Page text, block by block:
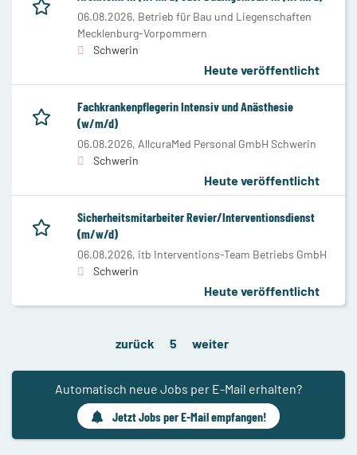
06.08.2026, Betrieb für Bau und Liegenschaften
Mecklenburg-Vorpommern
Schwerin
Heute veröffentlicht
Fachkrankenpflegerin Intensiv und Anästhesie
(w/m/d)
06.08.2026, AllcuraMed Personal GmbH Schwerin
Schwerin
Heute veröffentlicht
Sicherheitsmitarbeiter Revier/Interventionsdienst
(m/w/d)
06.08.2026, itb Interventions-Team Betriebs GmbH
Schwerin
Heute veröffentlicht
zurück 5 weiter
Automatisch neue Jobs per E-Mail erhalten?
Jetzt Jobs per E-Mail empfangen!